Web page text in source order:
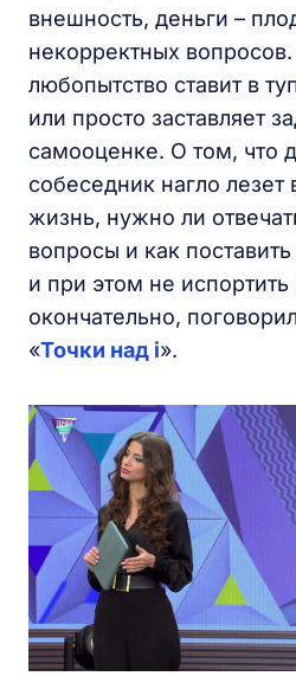
внешность, деньги –
некорректных
любопытство ставит в
или просто заставляет
самооценке. О том, что
собеседник нагло
жизнь, нужно ли
вопросы и как
и при этом не
окончательно,
«Точки над i».